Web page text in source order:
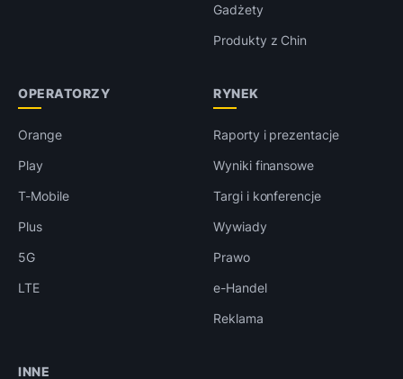
Gadżety
Produkty z Chin
OPERATORZY
Orange
Play
T-Mobile
Plus
5G
LTE
RYNEK
Raporty i prezentacje
Wyniki finansowe
Targi i konferencje
Wywiady
Prawo
e-Handel
Reklama
INNE